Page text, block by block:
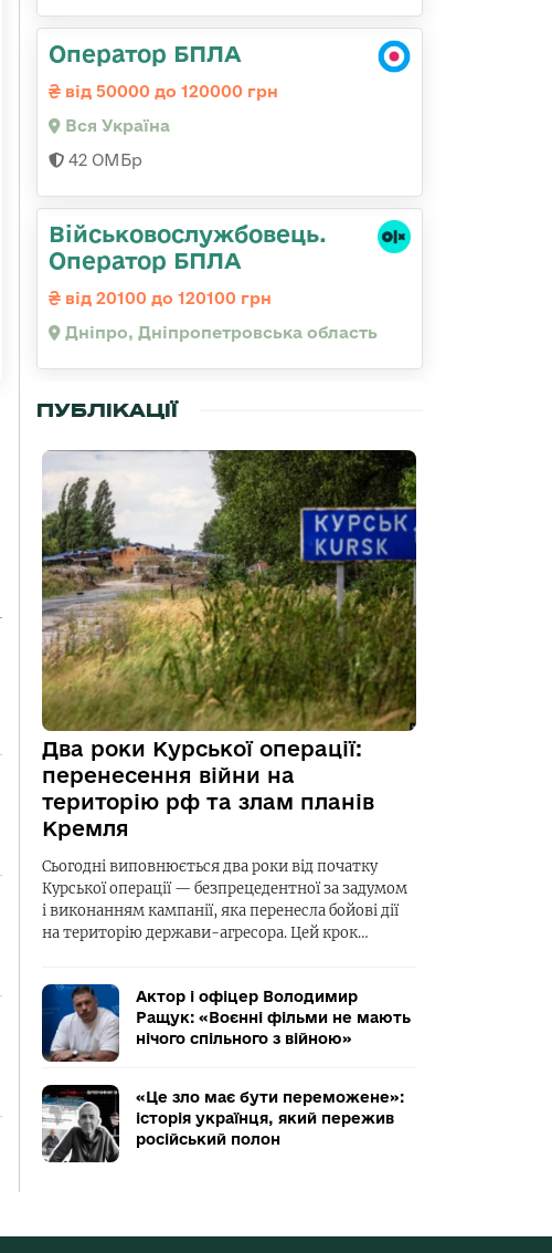
Оператор БПЛА
від 50000 до 120000 грн
Вся Україна
42 ОМБр
Військовослужбовець.
Оператор БПЛА
від 20100 до 120100 грн
Дніпро, Дніпропетровська область
ПУБЛІКАЦІЇ
Два роки Курської операції:
перенесення війни на
територію рф та злам планів
Кремля
Сьогодні виповнюється два роки від початку
Курської операції — безпрецедентної за задумом
і виконанням кампанії, яка перенесла бойові дії
на територію держави-агресора. Цей крок…
Актор і офіцер Володимир
Ращук: «Воєнні фільми не мають
нічого спільного з війною»
«Це зло має бути переможене»:
історія українця, який пережив
російський полон